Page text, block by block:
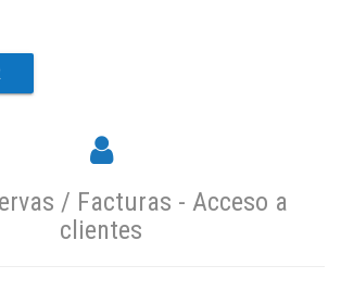
/ Facturas - Acceso a
clientes